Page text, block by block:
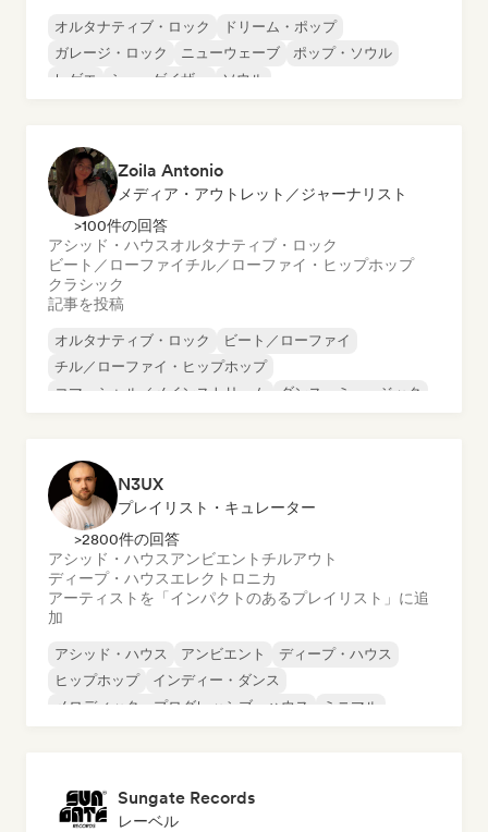
オルタナティブ・ロック
ドリーム・ポップ
ガレージ・ロック
ニューウェーブ
ポップ・ソウル
レゲエ
シューゲイザー ソウル
Zoila Antonio
メディア・アウトレット／ジャーナリスト
>100件の回答
アシッド・ハウスオルタナティブ・ロック
ビート／ローファイチル／ローファイ・ヒップホップ
クラシック
記事を投稿
オルタナティブ・ロック
ビート／ローファイ
チル／ローファイ・ヒップホップ
コマーシャル／メインストリーム
ダンス・ミュージック
N3UX
プレイリスト・キュレーター
>2800件の回答
アシッド・ハウスアンビエント チルアウト
ディープ・ハウスエレクトロニカ
アーティストを「インパクトのあるプレイリスト」に追
加
アシッド・ハウス アンビエント
ディープ・ハウス
ヒップホップ
インディー・ダンス
メロディック・プログレッシブ・ハウス
ミニマル
Sungate Records
レーベル